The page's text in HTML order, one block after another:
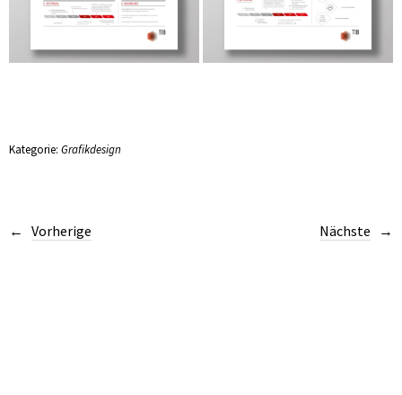
Kategorie: Grafikdesign
Vorherige Nächste